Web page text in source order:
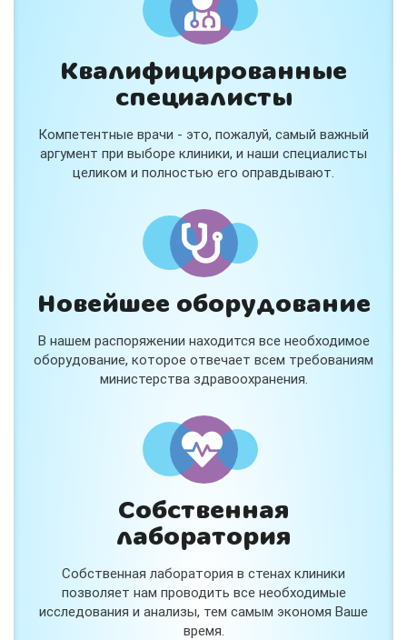
Квалифицированные
специалисты
Компетентные врачи - это, пожалуй, самый важный
аргумент при выборе клиники, и наши специалисты
целиком и полностью его оправдывают.
Новейшее оборудование
В нашем распоряжении находится все необходимое
оборудование, которое отвечает всем требованиям
министерства здравоохранения.
Собственная
лаборатория
Собственная лаборатория в стенах клиники
позволяет нам проводить все необходимые
исследования и анализы, тем самым экономя Ваше
время.
Консультация ортопеда +
тейпирование за 1 приём
Вас или вашего ребёнка беспокоят:
- боли в спине, шее, коленях или ногах?
- дискомфорт после спорта и нагрузок?
В «Медлэнд» принимает известный ортопед-
травматолог Шехмаметьев Али Зарефуллович
В прием входит:
✔️ Осмотр и консультация врача
✔️ Рекомендации по вашей ситуации
✔️Тейпирование
спортсменам и беременным женщинам.
Специальная цена — 3000 ₽.
и расскажем подробнее!
Нет, спасибо
Я согласен на обработкуперсональных данных
Работает наСтримвуд